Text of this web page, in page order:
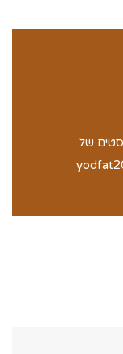
של